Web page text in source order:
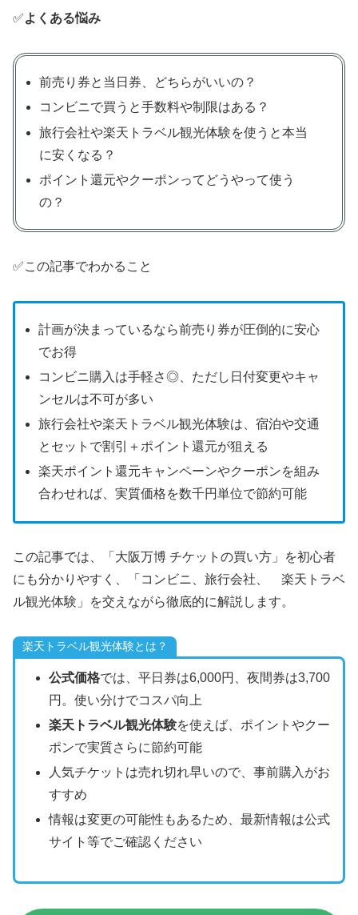
✅よくある悩み
前売り券と当日券、どちらがいいの？
コンビニで買うと手数料や制限はある？
旅行会社や楽天トラベル観光体験を使うと本当
に安くなる？
ポイント還元やクーポンってどうやって使う
の？
✅この記事でわかること
計画が決まっているなら前売り券が圧倒的に安心
でお得
コンビニ購入は手軽さ◎、ただし日付変更やキャ
ンセルは不可が多い
旅行会社や楽天トラベル観光体験は、宿泊や交通
とセットで割引＋ポイント還元が狙える
楽天ポイント還元キャンペーンやクーポンを組み
合わせれば、実質価格を数千円単位で節約可能
この記事では、「大阪万博 チケットの買い方」を初心者
にも分かりやすく、「コンビニ、旅行会社、 楽天トラベ
ル観光体験」を交えながら徹底的に解説します。
楽天トラベル観光体験とは？
公式価格では、平日券は6,000円、夜間券は3,700
円。使い分けでコスパ向上
楽天トラベル観光体験を使えば、ポイントやクー
ポンで実質さらに節約可能
人気チケットは売れ切れ早いので、事前購入がお
すすめ
情報は変更の可能性もあるため、最新情報は公式
サイト等でご確認ください